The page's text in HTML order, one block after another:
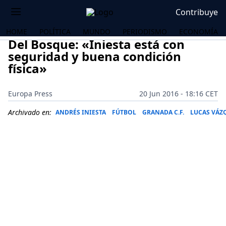
Contribuye
HOME POLÍTICA MUNDO PERIODISMO ECONOMÍA
Del Bosque: «Iniesta está con
seguridad y buena condición
física»
Europa Press
20 Jun 2016 - 18:16 CET
Archivado en: ANDRÉS INIESTA FÚTBOL GRANADA C.F. LUCAS